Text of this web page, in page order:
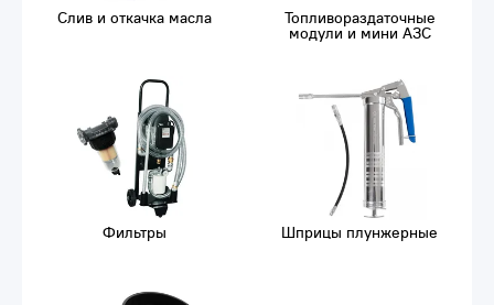
Слив и откачка масла Топливораздаточные
модули и мини АЗС
Фильтры Шприцы плунжерные